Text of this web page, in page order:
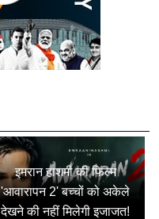
इमरान हाशमी की फिल्म
'आवारापन 2' बच्चों को अकेले
देखने की नहीं मिलेगी इजाजत!